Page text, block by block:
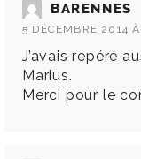
BARENNES
5 DÉCEMBRE 2014
J’avais repéré
Marius.
Merci pour le